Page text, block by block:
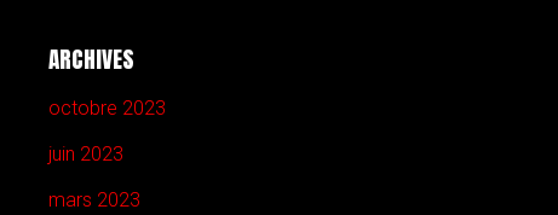
ARCHIVES
octobre 2023
juin 2023
mars 2023